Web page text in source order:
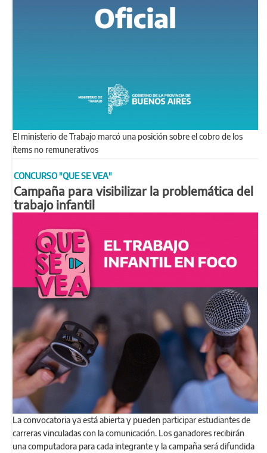
El ministerio de Trabajo marcó una posición sobre el cobro de los
ítems no remunerativos
CONCURSO "QUE SE VEA"
Campaña para visibilizar la problemática del
trabajo infantil
La convocatoria ya está abierta y pueden participar estudiantes de
carreras vinculadas con la comunicación. Los ganadores recibirán
una computadora para cada integrante y la campaña será difundida